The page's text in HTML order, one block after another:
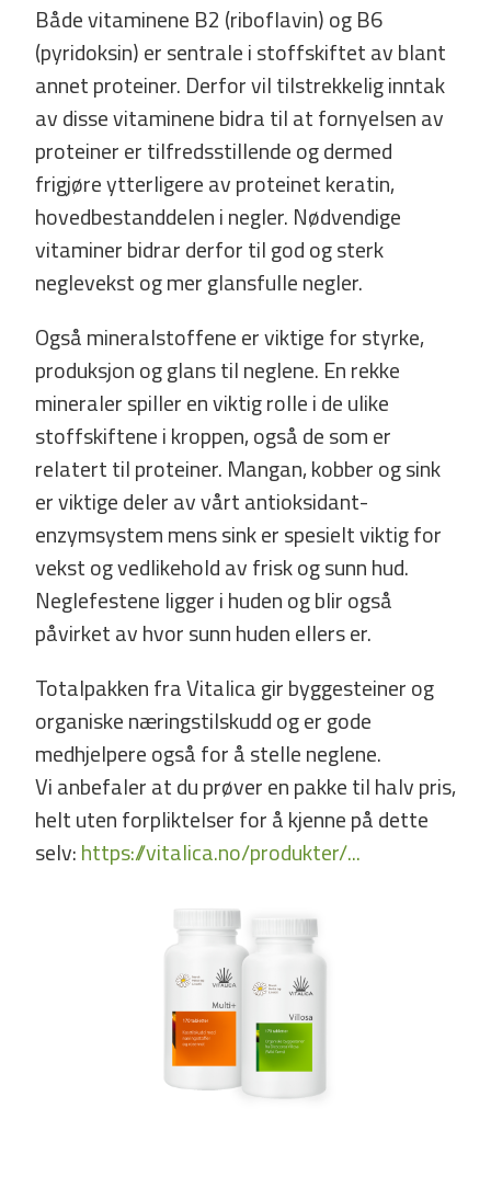
Både vitaminene B2 (riboflavin) og B6
(pyridoksin) er sentrale i stoffskiftet av blant
annet proteiner. Derfor vil tilstrekkelig inntak
av disse vitaminene bidra til at fornyelsen av
proteiner er tilfredsstillende og dermed
frigjøre ytterligere av proteinet keratin,
hovedbestanddelen i negler. Nødvendige
vitaminer bidrar derfor til god og sterk
neglevekst og mer glansfulle negler.
Også mineralstoffene er viktige for styrke,
produksjon og glans til neglene. En rekke
mineraler spiller en viktig rolle i de ulike
stoffskiftene i kroppen, også de som er
relatert til proteiner. Mangan, kobber og sink
er viktige deler av vårt antioksidant­
enzymsystem mens sink er spesielt viktig for
vekst og vedlikehold av frisk og sunn hud.
Neglefestene ligger i huden og blir også
påvirket av hvor sunn huden ellers er.
Totalpakken fra Vitalica gir byggesteiner og
organiske næringstilskudd og er gode
medhjelpere også for å stelle neglene.
Vi anbefaler at du prøver en pakke til halv pris,
helt uten forpliktelser for å kjenne på dette
selv:https://vitalica.no/produkter/...